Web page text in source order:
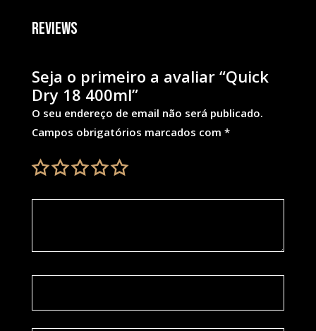
Reviews
Seja o primeiro a avaliar “Quick
Dry 18 400ml”
O seu endereço de email não será publicado.
Campos obrigatórios marcados com *